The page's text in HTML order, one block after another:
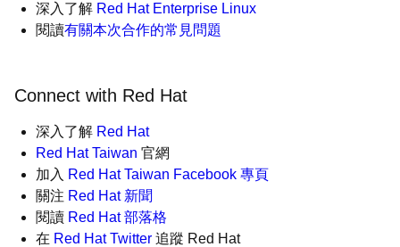
深入了解 Red Hat Enterprise Linux
閱讀有關本次合作的常見問題
Connect with Red Hat
深入了解 Red Hat
Red Hat Taiwan 官網
加入 Red Hat Taiwan Facebook 專頁
關注 Red Hat 新聞
閱讀 Red Hat 部落格
在 Red Hat Twitter 追蹤 Red Hat